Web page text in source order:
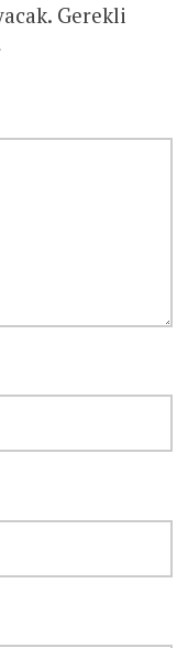
Gerekli